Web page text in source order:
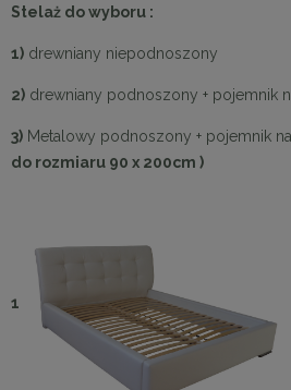
Stelaż do wyboru :
1) drewniany niepodnoszony
2) drewniany podnoszony + pojemnik
3) Metalowy podnoszony + pojemnik
do rozmiaru 90 x 200cm )
1